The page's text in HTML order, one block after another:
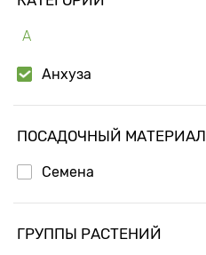
А
Анхуза
ПОСАДОЧНЫЙ МАТЕРИАЛ
Семена
ГРУППЫ РАСТЕНИЙ